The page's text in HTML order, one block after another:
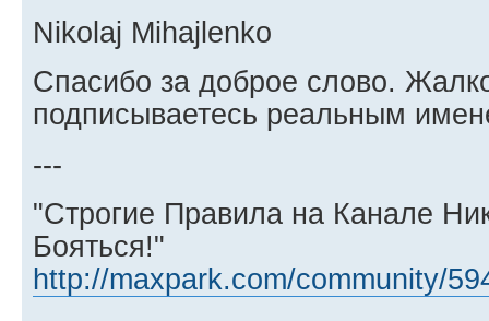
Nikolaj Mihajlenko
Спасибо за доброе слово.
подписываетесь реальным
---
"Строгие Правила на Канале
Бояться!"
http://maxpark.com/community/